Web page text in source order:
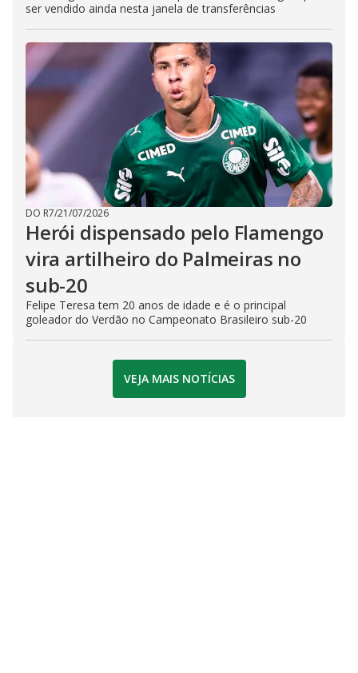
ser vendido ainda nesta janela de transferências
DO R7/21/07/2026
Herói dispensado pelo Flamengo
vira artilheiro do Palmeiras no
sub-20
Felipe Teresa tem 20 anos de idade e é o principal
goleador do Verdão no Campeonato Brasileiro sub-20
VEJA MAIS NOTÍCIAS